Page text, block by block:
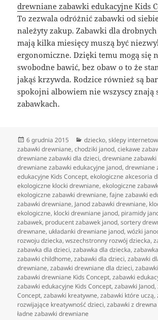
drewniane zabawki edukacyjne Kids
To zezwala odróżnić zabawki od
należyty zakup. Zabawki dla
mają kilka miesięcy muszą być
ergonomiczne. Dzięki temu mogą się
swobodne bawić, bez obaw o to że
jakąś krzywda. Rodzice również są
spokojni albowiem nie wszyscy znają
zabawkach.
Data
publikacji
6 grudnia 2015 Kategorie
dziecko,sklepy
zabawki drewniane,chodziki janod,ciekawe
drewniane zabawki dla dzieci,drewniane
drewniane zabawki edukacyjne janod,drewniane
edukacyjne Kids Concept,ekologiczne akcesoria
ekologiczne klocki drewniane,ekologiczne
ekologiczne zabawki drewniane,fajne zabawki
zabawki drewniane, Janod zabawki drewniane,
ekologiczne, klocki drewniane janod, piramidy
zabawek, producent zabawek janod,sortery
drewnane, układanki drewniane janod,wózki
rozwoju dziecka,wszechstronny rozwój dziecka,
zabawka dla dzieci,zabawka dla dziecka,
zabawki childhome,zabawki dla dzieci,zabawki
drewniane,zabawki drewniane dla dzieci,
zabawki drewniane Kids Concept,zabawki
zabawki edukacyjne Kids Concept,zabawki Janod,
Concept,zabawki kreatywne,zabawki które uczą,
rozwijające kreatywność dzieci,zabawki z
ładne zabawki drewniane